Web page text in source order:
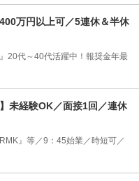
万円以上可／5連休＆半休
』20代～40代活躍中！報奨金年最
】未経験OK／面接1回／連休
』等／9：45始業／時短可／